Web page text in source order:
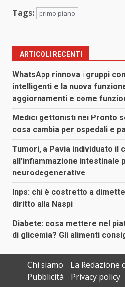
Tags: primo piano
ARTICOLI RECENTI
WhatsApp rinnova i gruppi
intelligenti e la nuova
aggiornamenti e come
Medici gettonisti nei Pronto
cosa cambia per ospedali e
Tumori, a Pavia individuato il
all’infiammazione intestinale
neurodegenerative
Inps: chi è costretto a
diritto alla Naspi
Diabete: cosa mettere nel
di glicemia? Gli alimenti
Chi siamo
La Redazione
Pubblicità
Privacy policy